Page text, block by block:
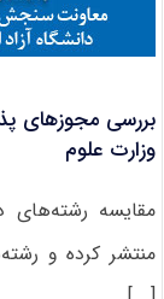
بررسی مجوزهای
وزارت علوم
مقایسه رشته‌های
منتشر کرده و